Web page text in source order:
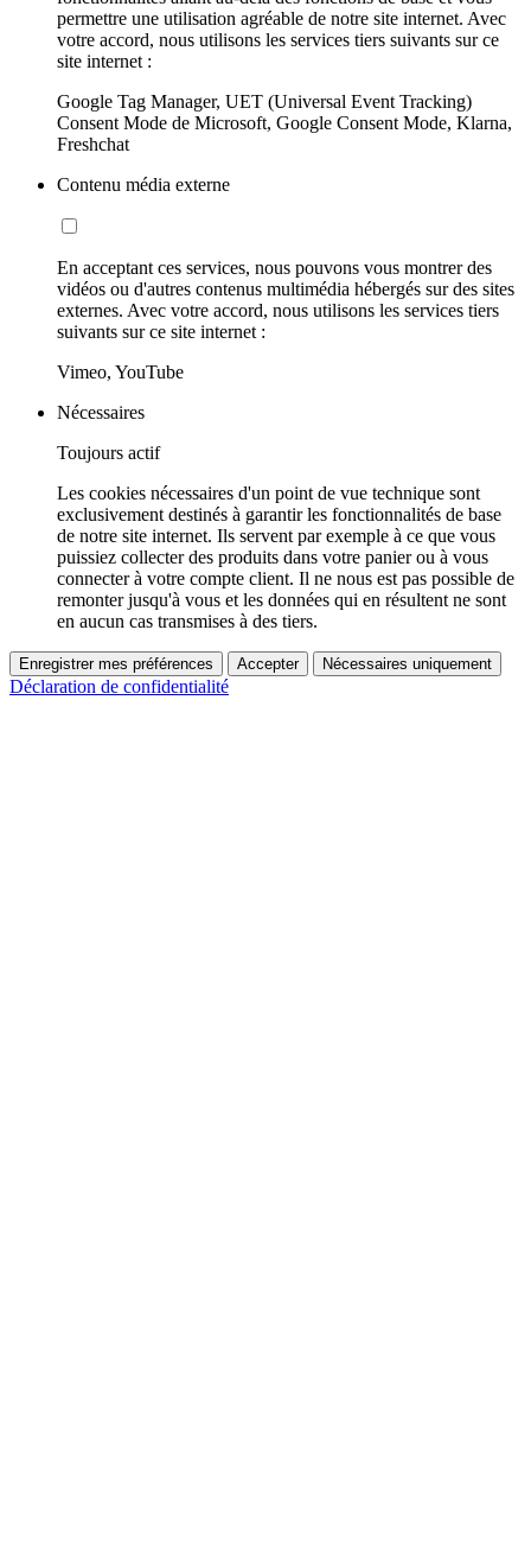
permettre une utilisation agréable de notre site internet. Avec
votre accord, nous utilisons les services tiers suivants sur ce
site internet :
Google Tag Manager, UET (Universal Event Tracking)
Consent Mode de Microsoft, Google Consent Mode, Klarna,
Freshchat
Contenu média externe
En acceptant ces services, nous pouvons vous montrer des
vidéos ou d'autres contenus multimédia hébergés sur des sites
externes. Avec votre accord, nous utilisons les services tiers
suivants sur ce site internet :
Vimeo, YouTube
Nécessaires
Toujours actif
Les cookies nécessaires d'un point de vue technique sont
exclusivement destinés à garantir les fonctionnalités de base
de notre site internet. Ils servent par exemple à ce que vous
puissiez collecter des produits dans votre panier ou à vous
connecter à votre compte client. Il ne nous est pas possible de
remonter jusqu'à vous et les données qui en résultent ne sont
en aucun cas transmises à des tiers.
Enregistrer mes préférences Accepter Nécessaires uniquement
Déclaration de confidentialité